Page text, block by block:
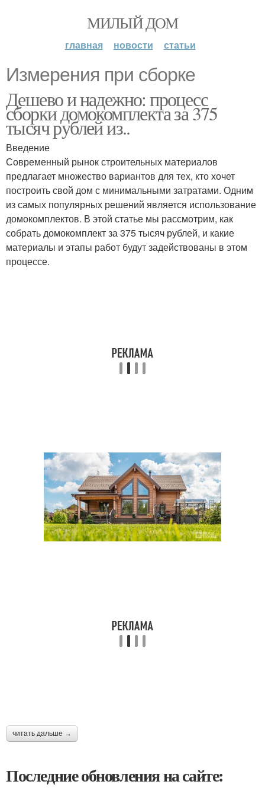
МИЛЫЙ ДОМ
главная новости статьи
Измерения при сборке
Дешево и надежно: процесс
сборки домокомплекта за 375
тысяч рублей из..
Введение
Современный рынок строительных материалов
предлагает множество вариантов для тех, кто хочет
построить свой дом с минимальными затратами. Одним
из самых популярных решений является использование
домокомплектов. В этой статье мы рассмотрим, как
собрать домокомплект за 375 тысяч рублей, и какие
материалы и этапы работ будут задействованы в этом
процессе.
читать дальше →
Последние обновления на сайте: